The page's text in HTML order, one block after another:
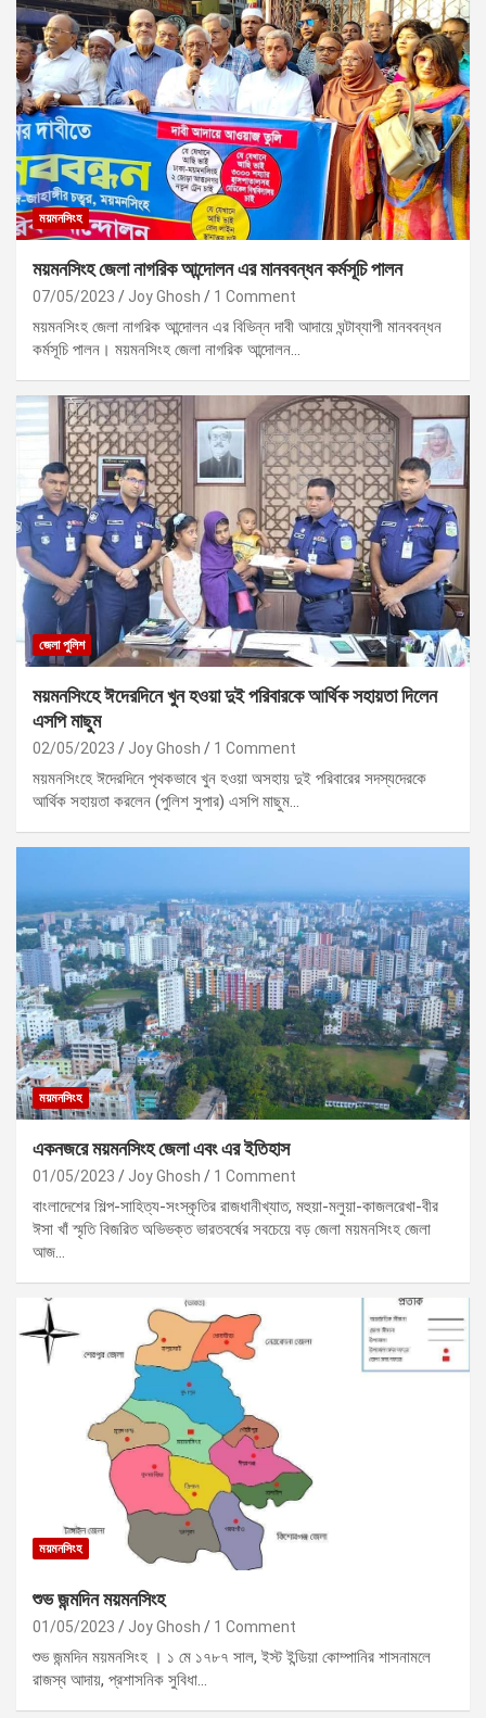
ময়মনসিংহ
ময়মনসিংহ জেলা নাগরিক আন্দোলন এর মানববন্ধন কর্মসূচি পালন
07/05/2023 Joy Ghosh 1 Comment
ময়মনসিংহ জেলা নাগরিক আন্দোলন এর বিভিন্ন দাবী আদায়ে ঘন্টাব্যাপী মানববন্ধন
কর্মসূচি পালন। ময়মনসিংহ জেলা নাগরিক আন্দোলন…
জেলা পুলিশ
ময়মনসিংহে ঈদেরদিনে খুন হওয়া দুই পরিবারকে আর্থিক সহায়তা দিলেন
এসপি মাছুম
02/05/2023 Joy Ghosh 1 Comment
ময়মনসিংহে ঈদেরদিনে পৃথকভাবে খুন হওয়া অসহায় দুই পরিবারের সদস্যদেরকে
আর্থিক সহায়তা করলেন (পুলিশ সুপার) এসপি মাছুম…
ময়মনসিংহ
একনজরে ময়মনসিংহ জেলা এবং এর ইতিহাস
01/05/2023 Joy Ghosh 1 Comment
বাংলাদেশের শিল্প-সাহিত্য-সংস্কৃতির রাজধানীখ্যাত, মহুয়া-মলুয়া-কাজলরেখা-বীর
ঈসা খাঁ স্মৃতি বিজরিত অভিভক্ত ভারতবর্ষের সবচেয়ে বড় জেলা ময়মনসিংহ জেলা
আজ…
ময়মনসিংহ
শুভ জন্মদিন ময়মনসিংহ
01/05/2023 Joy Ghosh 1 Comment
শুভ জন্মদিন ময়মনসিংহ । ১ মে ১৭৮৭ সাল, ইস্ট ইন্ডিয়া কোম্পানির শাসনামলে
রাজস্ব আদায়, প্রশাসনিক সুবিধা…